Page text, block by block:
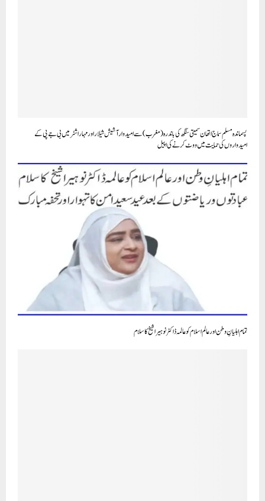
پسماندہ مسلم سماج اتھان سمیتی سنگھ کی باندرہ (مغرب) سے امیدوار آشیش شیلار اور مہاراشٹر میں بی جے پی کے
امیدواروں کی حمایت میں ووٹ کر نے کی اپیل
تمام اہلیانِ وطن اور عالم اسلام کو عالمہ ڈاکٹر نوہیرا شیخ کا سلام